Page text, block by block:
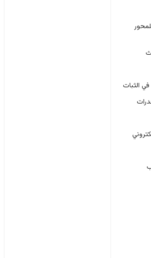
في الثبات